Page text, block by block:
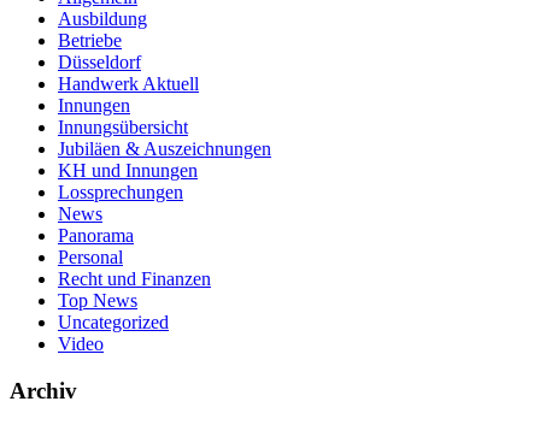
Ausbildung
Betriebe
Düsseldorf
Handwerk Aktuell
Innungen
Innungsübersicht
Jubiläen & Auszeichnungen
KH und Innungen
Lossprechungen
News
Panorama
Personal
Recht und Finanzen
Top News
Uncategorized
Video
Archiv